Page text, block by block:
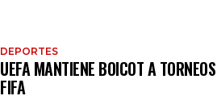
DEPORTES
UEFA MANTIENE BOICOT A
FIFA